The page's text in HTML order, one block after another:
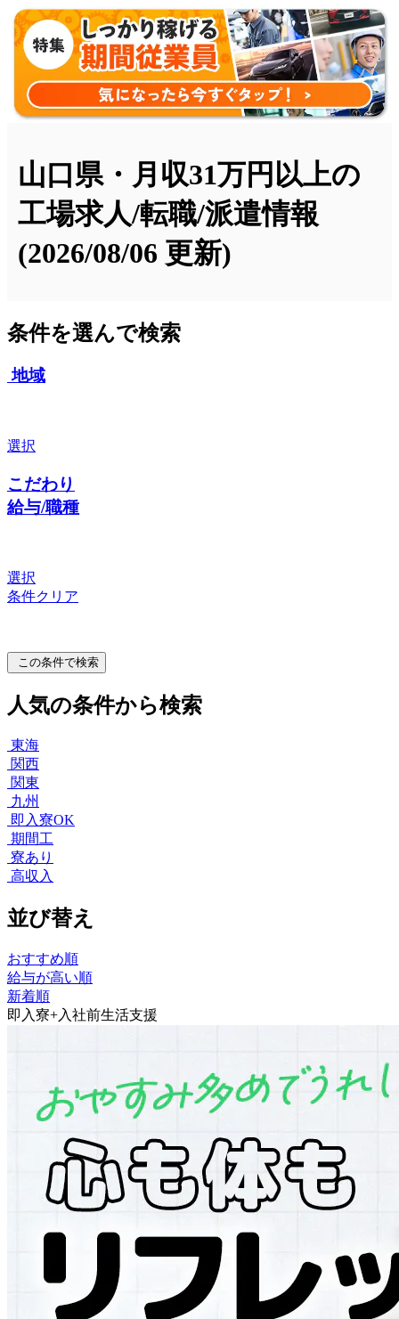
山口県・月収31万円以上の
工場求人/転職/派遣情報
(2026/08/06 更新)
条件を選んで検索
地域
選択
こだわり
給与/職種
選択
条件クリア
この条件で検索
人気の条件から検索
東海
関西
関東
九州
即入寮OK
期間工
寮あり
高収入
並び替え
おすすめ順
給与が高い順
新着順
即入寮+入社前生活支援